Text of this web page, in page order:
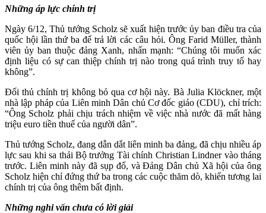
Những áp lực chính trị
Ngày 6/12, Thủ tướng Scholz sẽ xuất hiện trước ủy ban điều tra của
quốc hội lần thứ ba để trả lời các câu hỏi. Ông Farid Müller, thành
viên ủy ban thuộc đảng Xanh, nhấn mạnh: “Chúng tôi muốn xác
định liệu có sự can thiệp chính trị nào trong quá trình truy tố hay
không”.
Đối thủ chính trị không bỏ qua cơ hội này. Bà Julia Klöckner, một
nhà lập pháp của Liên minh Dân chủ Cơ đốc giáo (CDU), chỉ trích:
“Ông Scholz phải chịu trách nhiệm về việc nhà nước đã mất hàng
triệu euro tiền thuế của người dân”.
Thủ tướng Scholz, đang dẫn dắt liên minh ba đảng, đã chịu nhiều áp
lực sau khi sa thải Bộ trưởng Tài chính Christian Lindner vào tháng
trước. Liên minh này đã sụp đổ, và Đảng Dân chủ Xã hội của ông
Scholz hiện chỉ đứng thứ ba trong các cuộc thăm dò, khiến tương lai
chính trị của ông thêm bất định.
Những nghi vấn chưa có lời giải